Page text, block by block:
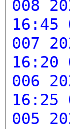
008
16:45
007
006
005